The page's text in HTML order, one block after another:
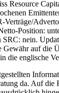
Resource
Verträge/
Position:
SRC: nein.
auf die
die englische
da. Auf die